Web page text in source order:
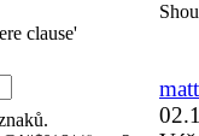
clause'